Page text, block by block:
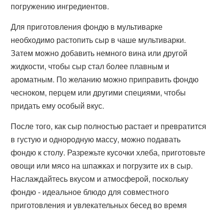
погружению ингредиентов.
Для приготовления фондю в мультиварке
необходимо растопить сыр в чаше мультиварки.
Затем можно добавить немного вина или другой
жидкости, чтобы сыр стал более плавным и
ароматным. По желанию можно приправить фондю
чесноком, перцем или другими специями, чтобы
придать ему особый вкус.
После того, как сыр полностью растает и превратится
в густую и однородную массу, можно подавать
фондю к столу. Разрежьте кусочки хлеба, приготовьте
овощи или мясо на шпажках и погрузите их в сыр.
Наслаждайтесь вкусом и атмосферой, поскольку
фондю - идеальное блюдо для совместного
приготовления и увлекательных бесед во время